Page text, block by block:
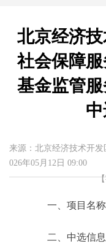
北京经济
社会保障
基金监管
来源：北京经济技术开
026年05月12日 09:00
一、项目名称
二、中选信息